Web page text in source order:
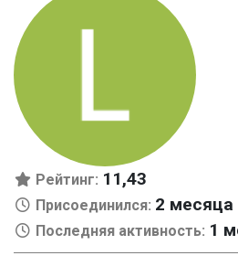
Рейтинг: 11,43
Присоединился: 2 месяца
Последняя активность: 1